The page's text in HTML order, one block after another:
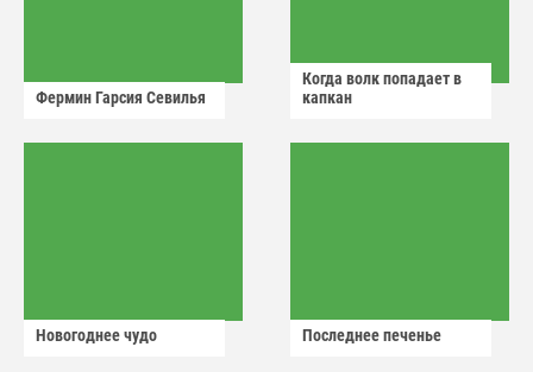
Фермин Гарсия Севилья
Когда волк попадает в
капкан
Новогоднее чудо Последнее печенье